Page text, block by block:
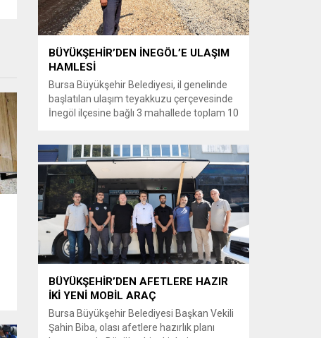
BÜYÜKŞEHİR’DEN İNEGÖL’E ULAŞIM
HAMLESİ
Bursa Büyükşehir Belediyesi, il genelinde
başlatılan ulaşım teyakkuzu çerçevesinde
İnegöl ilçesine bağlı 3 mahallede toplam 10
Biba başkanlığında başlatılan ulaşım
seferberliği kapsamında Bursa Büyükşehir
Belediyesi Ulaşım Dairesi Başkanlığı
koordinasyonuyla 17 ilçede yol yenileme
çalışmalarına hız verildi. Başkan Vekili
Biba’nın göreve...
BÜYÜKŞEHİR’DEN AFETLERE HAZIR
İKİ YENİ MOBİL ARAÇ
Bursa Büyükşehir Belediyesi Başkan Vekili
Şahin Biba, olası afetlere hazırlık planı